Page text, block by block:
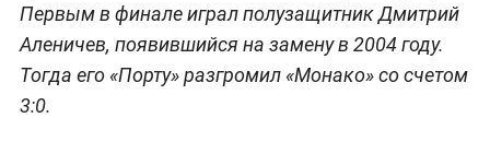
Первым в финале играл полузащитник Дмитрий
Аленичев, появившийся на замену в 2004 году.
Тогда его «Порту» разгромил «Монако» со счетом
3:0.